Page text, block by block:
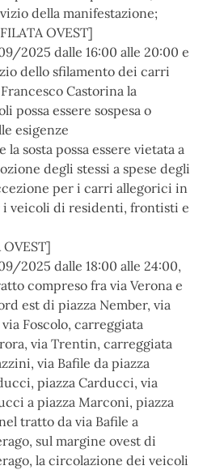
della manifestazione;
OVEST]
2025 dalle 16:00 alle 20:00 e
dello sfilamento dei carri
Castorina la
possa essere sospesa o
esigenze
sosta possa essere vietata a
degli stessi a spese degli
per i carri allegorici in
i veicoli di residenti, frontisti e
OVEST]
2025 dalle 18:00 alle 24:00,
compreso fra via Verona e
est di piazza Nember, via
Foscolo, carreggiata
via Trentin, carreggiata
via Bafile da piazza
piazza Carducci, via
a piazza Marconi, piazza
tratto da via Bafile a
sul margine ovest di
la circolazione dei veicoli